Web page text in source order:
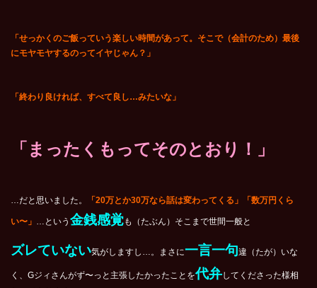
「せっかくのご飯っていう楽しい時間があって。そこで（会計のため）最後
にモヤモヤするのってイヤじゃん？」
「終わり良ければ、すべて良し…みたいな」
「まったくもってそのとおり！」
…だと思いました。 「20万とか30万なら話は変わってくる」「数万円くら
い〜」 …という 金銭感覚も（たぶん）そこまで世間一般と
ズレていない気がしますし…。まさに一言一句違（たが）いな
く、Gジィさんがず〜っと主張したかったことを代弁してくださった様相